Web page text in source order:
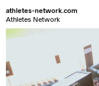
athletes-network.com
Athletes Network